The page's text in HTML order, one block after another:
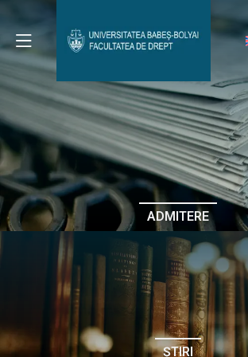
Avizier Studenți
Studii
Admitere
Erasmus & Internațional
Despre Facultate
ADMITERE
ȘTIRI